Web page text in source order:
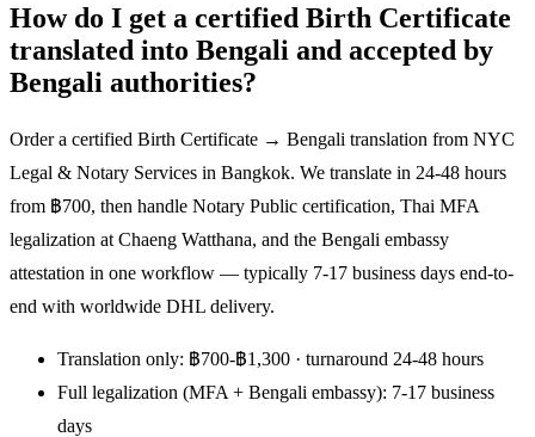
How do I get a certified Birth Certificate
translated into Bengali and accepted by
Bengali authorities?
Order a certified Birth Certificate → Bengali translation from NYC
Legal & Notary Services in Bangkok. We translate in 24-48 hours
from ฿700, then handle Notary Public certification, Thai MFA
legalization at Chaeng Watthana, and the Bengali embassy
attestation in one workflow — typically 7-17 business days end-to-
end with worldwide DHL delivery.
Translation only: ฿700-฿1,300 · turnaround 24-48 hours
Full legalization (MFA + Bengali embassy): 7-17 business
days